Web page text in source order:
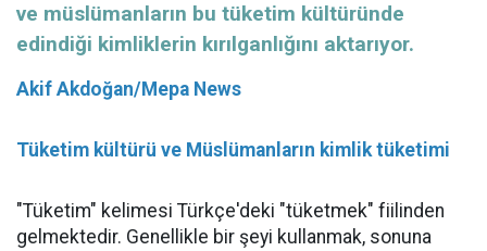
ve müslümanların bu tüketim kültüründe
edindiği kimliklerin kırılganlığını aktarıyor.
Akif Akdoğan/Mepa News
Tüketim kültürü ve Müslümanların kimlik tüketimi
"Tüketim" kelimesi Türkçe'deki "tüketmek" fiilinden
gelmektedir. Genellikle bir şeyi kullanmak, sonuna